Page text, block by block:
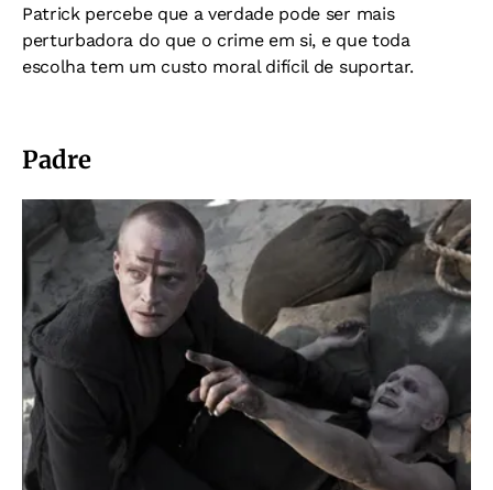
Patrick percebe que a verdade pode ser mais
perturbadora do que o crime em si, e que toda
escolha tem um custo moral difícil de suportar.
Padre